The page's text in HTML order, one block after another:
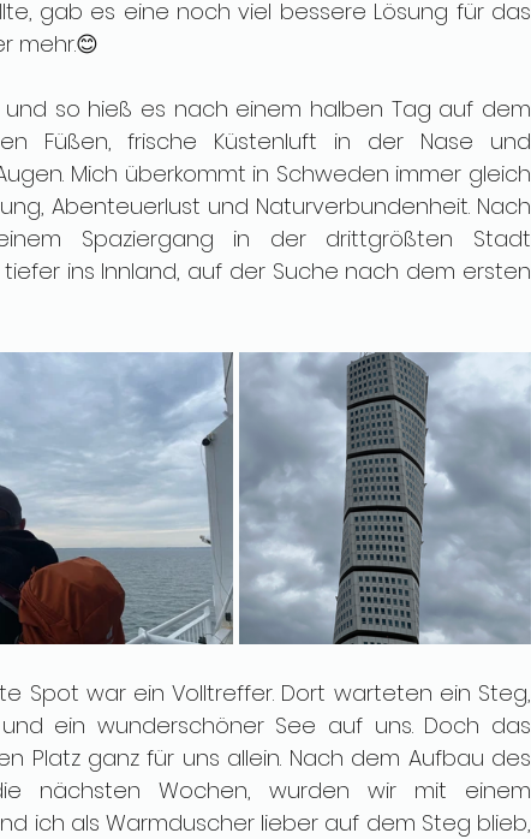
gab es eine noch viel bessere Lösung für das
mehr.😊
so hieß es nach einem halben Tag auf dem
Füßen, frische Küstenluft in der Nase und
Mich überkommt in Schweden immer gleich
Abenteuerlust und Naturverbundenheit. Nach
Spaziergang in der drittgrößten Stadt
ins Innland, auf der Suche nach dem ersten
Spot war ein Volltreffer. Dort warteten ein Steg,
ein wunderschöner See auf uns. Doch das
Platz ganz für uns allein. Nach dem Aufbau des
nächsten Wochen, wurden wir mit einem
ich als Warmduscher lieber auf dem Steg blieb,